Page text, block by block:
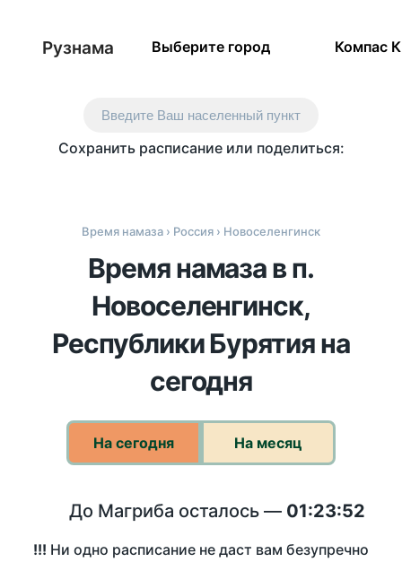
Рузнама Выберите город Компас
Введите Ваш населенный пункт
Сохранить расписание или поделиться:
Время намаза › Россия › Новоселенгинск
Время намаза в п.
Новоселенгинск,
Республики Бурятия на
сегодня
На сегодня На месяц
До Магриба осталось — 01:23:52
!!! Ни одно расписание не даст вам безупречно